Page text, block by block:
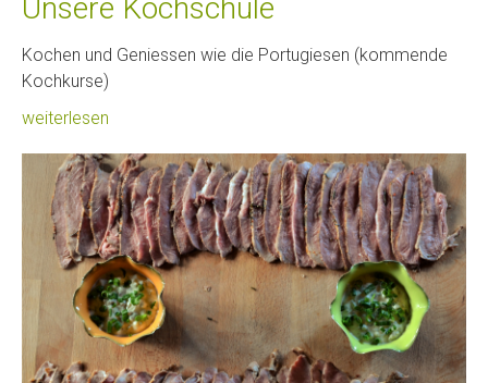
Unsere Kochschule
Kochen und Geniessen wie die Portugiesen (kommende
Kochkurse)
weiterlesen